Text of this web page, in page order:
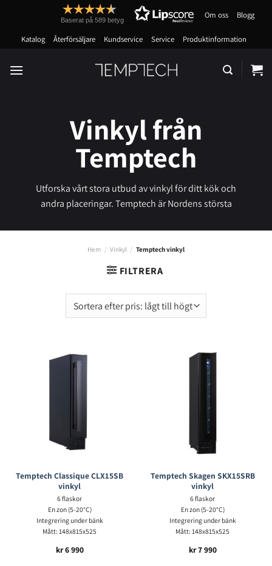
content
Baserat på 589 betyg Om oss Blogg
Katalog Återförsäljare Kundservice Service Produktinformation
Vinkyl från
Temptech
Utforska vårt stora utbud av vinkyl för ditt kök och
andra placeringar. Temptech är Nordens största
du vara säker på att vinet förvaras rätt! Vi erbjuder en
utökad garanti på 5 år för utvalda Temptech-serier, så
att du kan vara extra säker på ditt val av vinskåp.
Läs mer >
Hem / Vinkyl / Temptech vinkyl
FILTRERA
Temptech Classique CLX15SB
vinkyl
6 flaskor
En zon (5-20°C)
Integrering under bänk
Mått: 148x815x525
kr6 990
Temptech Skagen SKX15SRB
vinkyl
6 flaskor
En zon (5-20°C)
Integrering under bänk
Mått: 148x815x525
kr7 990